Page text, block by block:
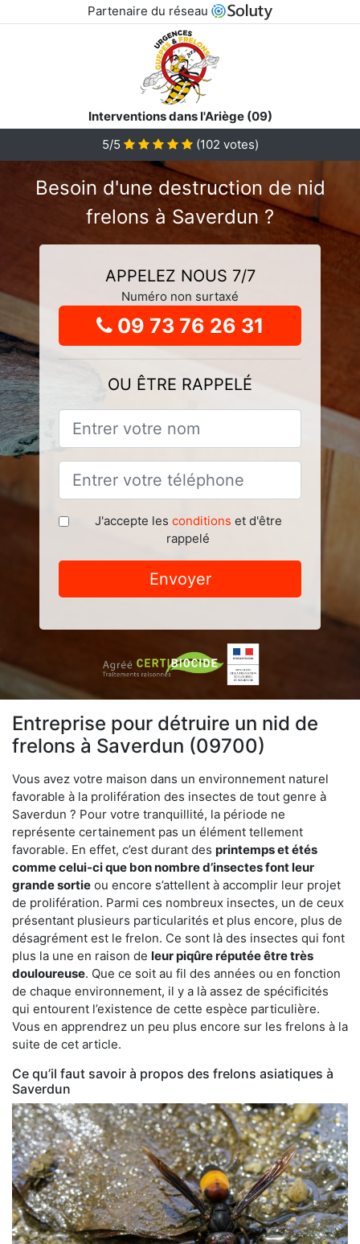
Partenaire du réseau
Interventions dans l'Ariège (09)
5/5 (102 votes)
Besoin d'une destruction de nid
frelons à Saverdun ?
APPELEZ NOUS 7/7
Numéro non surtaxé
09 73 76 26 31
OU ÊTRE RAPPELÉ
J'accepte les conditions et d'être
rappelé
Envoyer
Entreprise pour détruire un nid de
frelons à Saverdun (09700)
Vous avez votre maison dans un environnement naturel
favorable à la prolifération des insectes de tout genre à
Saverdun ? Pour votre tranquillité, la période ne
représente certainement pas un élément tellement
favorable. En effet, c’est durant des printemps et étés
comme celui-ci que bon nombre d’insectes font leur
grande sortie ou encore s’attellent à accomplir leur projet
de prolifération. Parmi ces nombreux insectes, un de ceux
présentant plusieurs particularités et plus encore, plus de
désagrément est le frelon. Ce sont là des insectes qui font
plus la une en raison de leur piqûre réputée être très
douloureuse. Que ce soit au fil des années ou en fonction
de chaque environnement, il y a là assez de spécificités
qui entourent l’existence de cette espèce particulière.
Vous en apprendrez un peu plus encore sur les frelons à la
suite de cet article.
Ce qu’il faut savoir à propos des frelons asiatiques à
Saverdun